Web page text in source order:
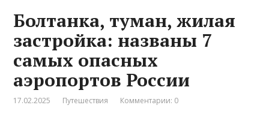
Болтанка, туман, жилая
застройка: названы 7
самых опасных
аэропортов России
17.02.2025 Путешествия Комментарии: 0